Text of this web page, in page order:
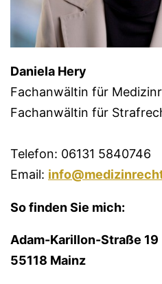
Daniela Hery
Fachanwältin für
Fachanwältin für
Telefon: 06131 5840746
Email:
So finden Sie mich:
Adam-Karillon-Straße 19
55118 Mainz